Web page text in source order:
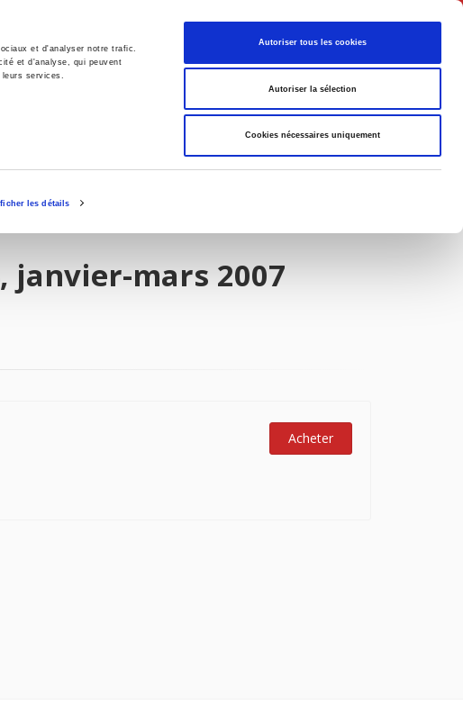
et d'analyser notre trafic.
et d'analyse, qui peuvent
services.
les détails
Autoriser tous les cookies
Autoriser la sélection
Cookies nécessaires uniquement
Français
mars 2007
Acheter